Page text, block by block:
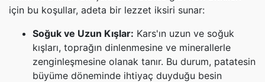
için bu koşullar, adeta bir lezzet iksiri sunar:
Soğuk ve Uzun Kışlar: Kars'ın uzun ve soğuk
kışları, toprağın dinlenmesine ve minerallerle
zenginleşmesine olanak tanır. Bu durum, patatesin
büyüme döneminde ihtiyaç duyduğu besin